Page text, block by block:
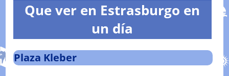
Que ver en Estrasburgo en
un día
Plaza Kleber